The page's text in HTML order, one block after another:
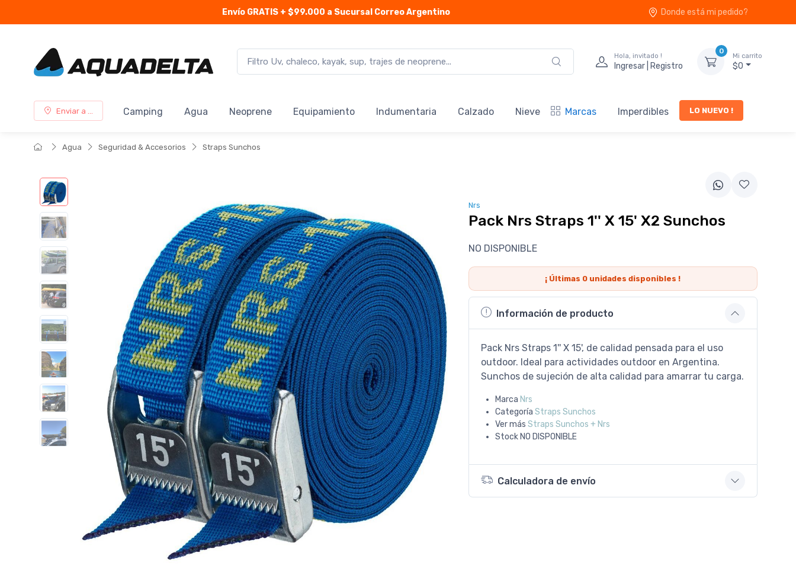
Envío GRATIS + $99.000 a Sucursal Correo Argentino Donde está mi pedido?
Hola, invitado !
Ingresar | Registro
0
Mi carrito
$0
Enviar a ... Camping Agua Neoprene Equipamiento Indumentaria Calzado Nieve Marcas Imperdibles LO NUEVO !
Agua Seguridad & Accesorios Straps Sunchos
Nrs
Pack Nrs Straps 1'' X 15' X2 Sunchos
NO DISPONIBLE
¡ Últimas 0 unidades disponibles !
Información de producto
Pack Nrs Straps 1'' X 15', de calidad pensada para el uso
outdoor. Ideal para actividades outdoor en Argentina.
Sunchos de sujeción de alta calidad para amarrar tu carga.
Marca Nrs
Categoría Straps Sunchos
Ver más Straps Sunchos + Nrs
Stock NO DISPONIBLE
Calculadora de envío